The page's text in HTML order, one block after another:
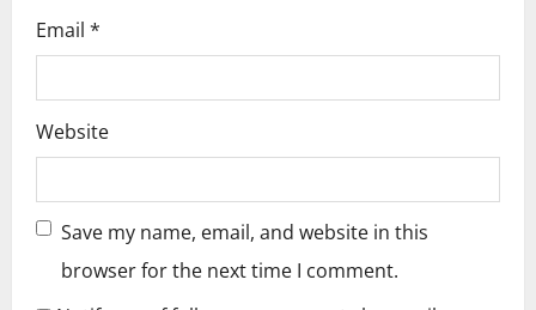
Email *
Website
Save my name, email, and website in this
browser for the next time I comment.